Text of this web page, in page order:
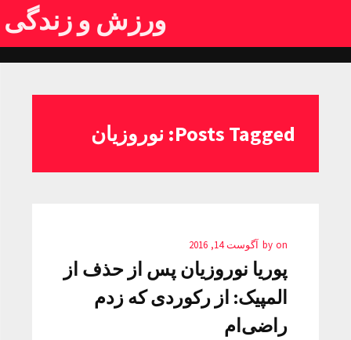
ورزش و زندگی
Posts Tagged: نوروزیان
by on آگوست 14, 2016
پوریا نوروزیان پس از حذف از
المپیک: از رکوردی که زدم
راضی‌ام